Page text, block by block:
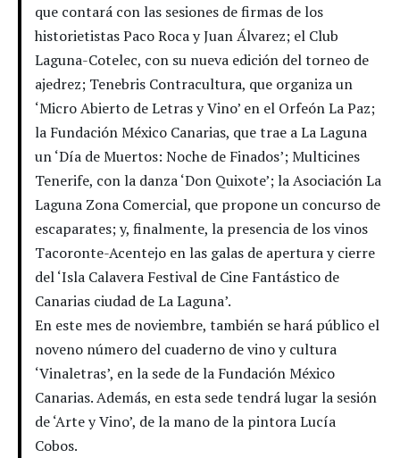
que contará con las sesiones de firmas de los
historietistas Paco Roca y Juan Álvarez; el Club
Laguna-Cotelec, con su nueva edición del torneo de
ajedrez; Tenebris Contracultura, que organiza un
‘Micro Abierto de Letras y Vino’ en el Orfeón La Paz;
la Fundación México Canarias, que trae a La Laguna
un ‘Día de Muertos: Noche de Finados’; Multicines
Tenerife, con la danza ‘Don Quixote’; la Asociación La
Laguna Zona Comercial, que propone un concurso de
escaparates; y, finalmente, la presencia de los vinos
Tacoronte-Acentejo en las galas de apertura y cierre
del ‘Isla Calavera Festival de Cine Fantástico de
Canarias ciudad de La Laguna’.
En este mes de noviembre, también se hará público el
noveno número del cuaderno de vino y cultura
‘Vinaletras’, en la sede de la Fundación México
Canarias. Además, en esta sede tendrá lugar la sesión
de ‘Arte y Vino’, de la mano de la pintora Lucía
Cobos.